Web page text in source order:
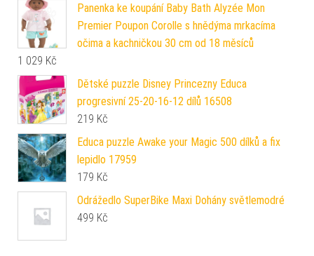
Panenka ke koupání Baby Bath Alyzée Mon
Premier Poupon Corolle s hnědýma mrkacíma
očima a kachničkou 30 cm od 18 měsíců
1 029 Kč
Dětské puzzle Disney Princezny Educa
progresivní 25-20-16-12 dílů 16508
219 Kč
Educa puzzle Awake your Magic 500 dílků a fix
lepidlo 17959
179 Kč
Odrážedlo SuperBike Maxi Dohány světlemodré
499 Kč